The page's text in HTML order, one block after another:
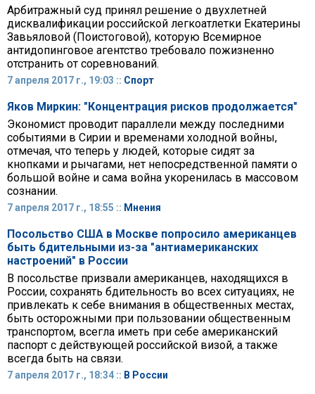
Арбитражный суд принял решение о двухлетней
дисквалификации российской легкоатлетки Екатерины
Завьяловой (Поистоговой), которую Всемирное
антидопинговое агентство требовало пожизненно
отстранить от соревнований.
7 апреля 2017 г., 19:03 :: Спорт
Яков Миркин: "Концентрация рисков продолжается"
Экономист проводит параллели между последними
событиями в Сирии и временами холодной войны,
отмечая, что теперь у людей, которые сидят за
кнопками и рычагами, нет непосредственной памяти о
большой войне и сама война укоренилась в массовом
сознании.
7 апреля 2017 г., 18:55 :: Мнения
Посольство США в Москве попросило американцев
быть бдительными из-за "антиамериканских
настроений" в России
В посольстве призвали американцев, находящихся в
России, сохранять бдительность во всех ситуациях, не
привлекать к себе внимания в общественных местах,
быть осторожными при пользовании общественным
транспортом, всегла иметь при себе американский
паспорт с действующей российской визой, а также
всегда быть на связи.
7 апреля 2017 г., 18:34 :: В России